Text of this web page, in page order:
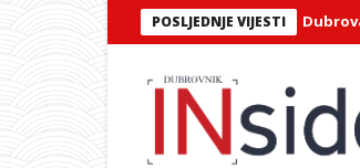
POSLJEDNJE VIJESTI
OTKRIVA: Koliki dio plaće u